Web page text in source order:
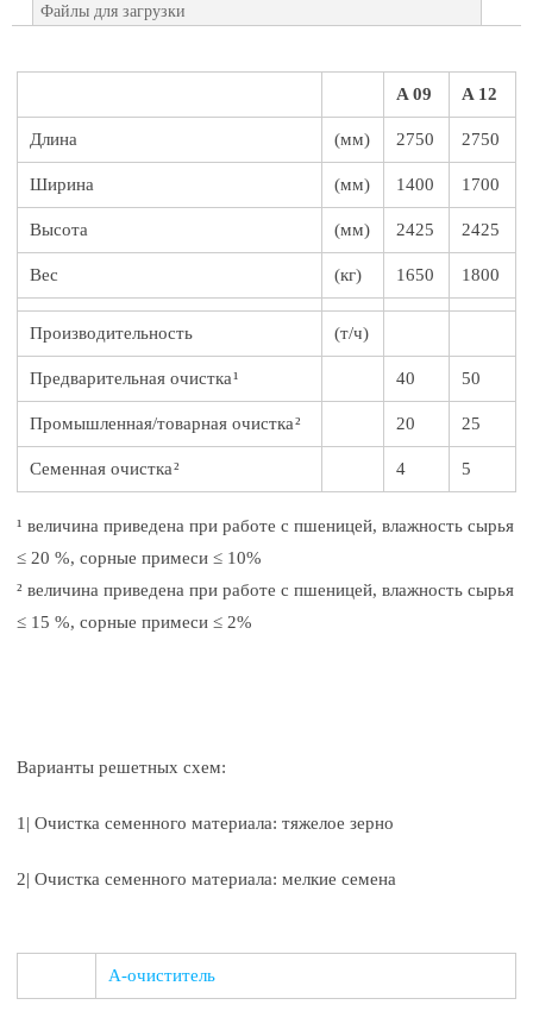
Файлы для загрузки
A 09 A 12
Длина (мм) 2750 2750
Ширина (мм) 1400 1700
Высота (мм) 2425 2425
Вес (кг) 1650 1800
Производительность (т/ч)
Предварительная очистка ¹ 40 50
Промышленная/товарная очистка ² 20 25
Семенная очистка ² 4 5
¹ величина приведена при работе с пшеницей, влажность сырья
≤ 20 %, сорные примеси ≤ 10%
² величина приведена при работе с пшеницей, влажность сырья
≤ 15 %, сорные примеси ≤ 2%
Варианты решетных схем:
1| Очистка семенного материала: тяжелое зерно
2| Очистка семенного материала: мелкие семена
А-очиститель